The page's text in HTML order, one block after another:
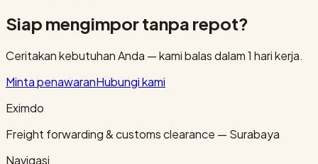
Siap mengimpor tanpa repot?
Ceritakan kebutuhan Anda — kami balas dalam 1 hari kerja.
Minta penawaranHubungi kami
Eximdo
Freight forwarding & customs clearance — Surabaya
Navigasi